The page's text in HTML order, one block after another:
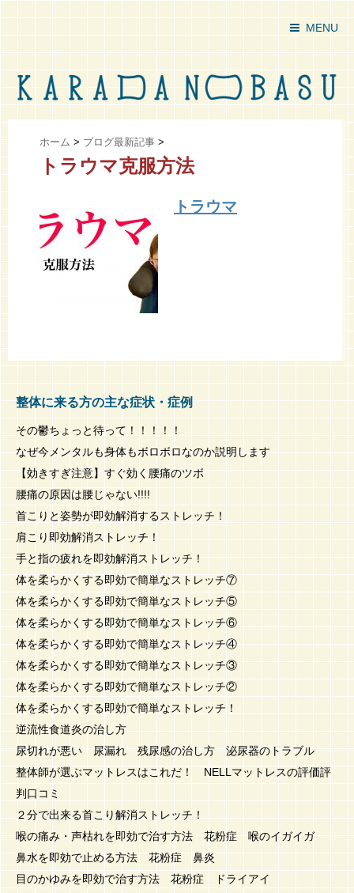
MENU
ホーム > ブログ最新記事 >
トラウマ克服方法
トラウマ
整体に来る方の主な症状・症例
その鬱ちょっと待って！！！！！
なぜ今メンタルも身体もボロボロなのか説明します
【効きすぎ注意】すぐ効く腰痛のツボ
腰痛の原因は腰じゃない!!!!
首こりと姿勢が即効解消するストレッチ！
肩こり即効解消ストレッチ！
手と指の疲れを即効解消ストレッチ！
体を柔らかくする即効で簡単なストレッチ⑦
体を柔らかくする即効で簡単なストレッチ⑤
体を柔らかくする即効で簡単なストレッチ⑥
体を柔らかくする即効で簡単なストレッチ④
体を柔らかくする即効で簡単なストレッチ③
体を柔らかくする即効で簡単なストレッチ②
体を柔らかくする即効で簡単なストレッチ！
逆流性食道炎の治し方
尿切れが悪い 尿漏れ 残尿感の治し方 泌尿器のトラブル
整体師が選ぶマットレスはこれだ！ NELLマットレスの評価評
判口コミ
２分で出来る首こり解消ストレッチ！
喉の痛み・声枯れを即効で治す方法 花粉症 喉のイガイガ
鼻水を即効で止める方法 花粉症 鼻炎
目のかゆみを即効で治す方法 花粉症 ドライアイ